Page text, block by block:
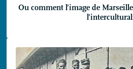
Ou comment l’image de